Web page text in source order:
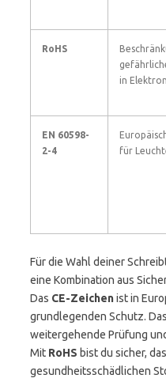
RoHS
in
EN 60598-
2-4
für
Für die Wahl deiner
eine Kombination aus
Das CE-Zeichenist in
grundlegenden Schutz. Das
weitergehende Prüfung
Mit RoHS bist du sicher,
gesundheitsschädlichen